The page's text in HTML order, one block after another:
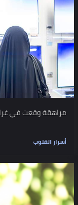
مراهقة وقعت في
أسرار القلوب